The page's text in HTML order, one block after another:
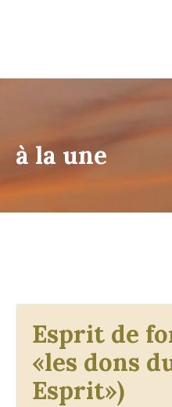
à la une
Esprit de
«les dons
Esprit»)